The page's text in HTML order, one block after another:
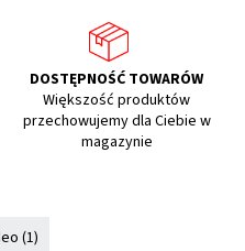
DOSTĘPNOŚĆ TOWARÓW
Większość produktów
przechowujemy dla Ciebie w
magazynie
(1)